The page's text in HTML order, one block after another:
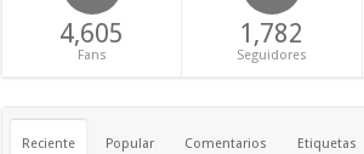
4,605
Fans
1,782
Seguidores
Reciente Popular Comentarios Etiquetas